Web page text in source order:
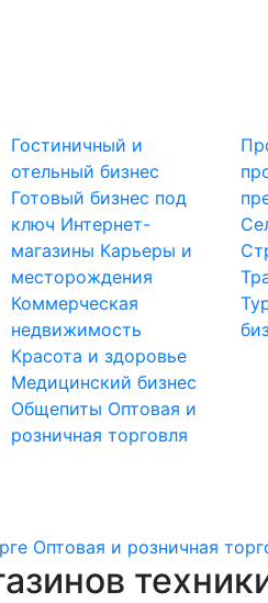
Гостиничный и
отельный бизнес
Готовый бизнес под
ключ Интернет-
магазины Карьеры и
месторождения
Коммерческая
недвижимость
Красота и здоровье
Медицинский бизнес
Общепиты Оптовая и
розничная торговля
Оптовая и розничная